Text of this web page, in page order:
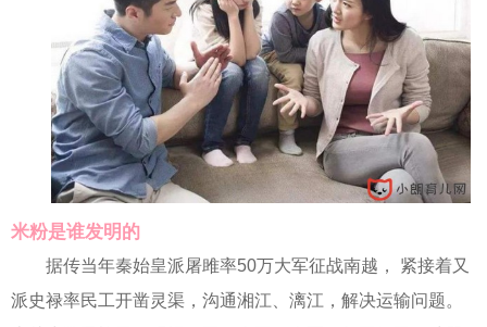
米粉是谁发明的
据传当年秦始皇派屠雎率50万大军征战南越， 紧接着又
派史禄率民工开凿灵渠，沟通湘江、漓江，解决运输问题。